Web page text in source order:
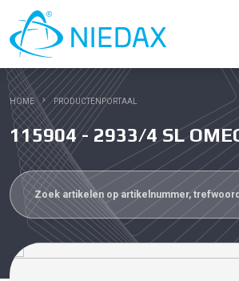
HOME PRODUCTENPORTAAL
115904 - 2933/4 SL